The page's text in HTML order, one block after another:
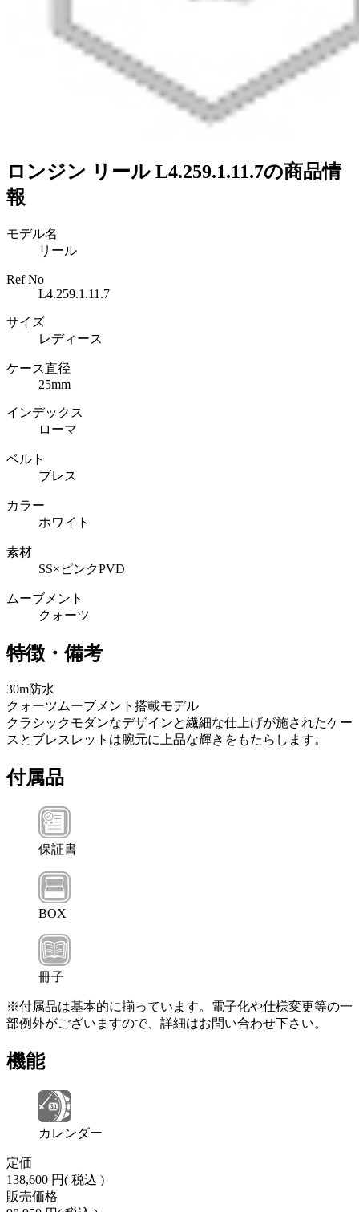
ロンジン リール L4.259.1.11.7の商品情
報
モデル名
リール
Ref No
L4.259.1.11.7
サイズ
レディース
ケース直径
25mm
インデックス
ローマ
ベルト
ブレス
カラー
ホワイト
素材
SS×ピンクPVD
ムーブメント
クォーツ
特徴・備考
30m防水
クォーツムーブメント搭載モデル
クラシックモダンなデザインと繊細な仕上げが施されたケー
スとブレスレットは腕元に上品な輝きをもたらします。
付属品
保証書
BOX
冊子
※付属品は基本的に揃っています。電子化や仕様変更等の一
部例外がございますので、詳細はお問い合わせ下さい。
機能
カレンダー
定価
138,600 円( 税込 )
販売価格